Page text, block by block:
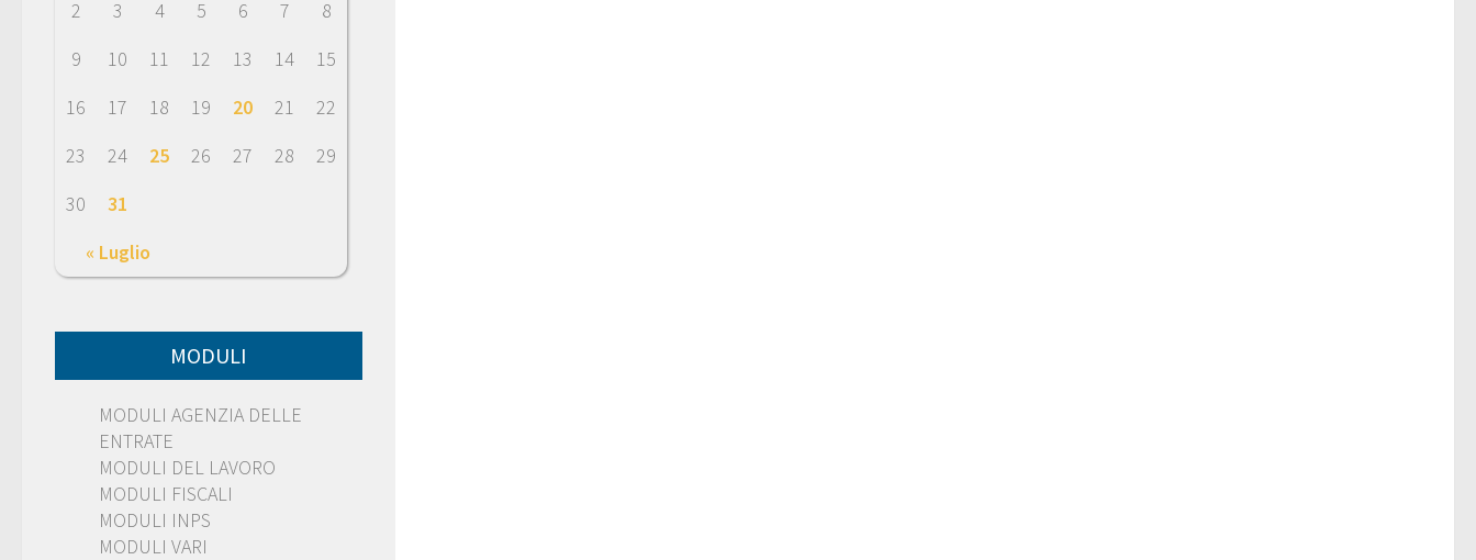
« Luglio
2
3 4 5 6 7
8
9
10 11 12 13 14
15
16
17 18 19 20 21
22
23
24 25 26 27 28
29
30
31
MODULI
MODULI AGENZIA DELLE
ENTRATE
MODULI DEL LAVORO
MODULI FISCALI
MODULI INPS
MODULI VARI